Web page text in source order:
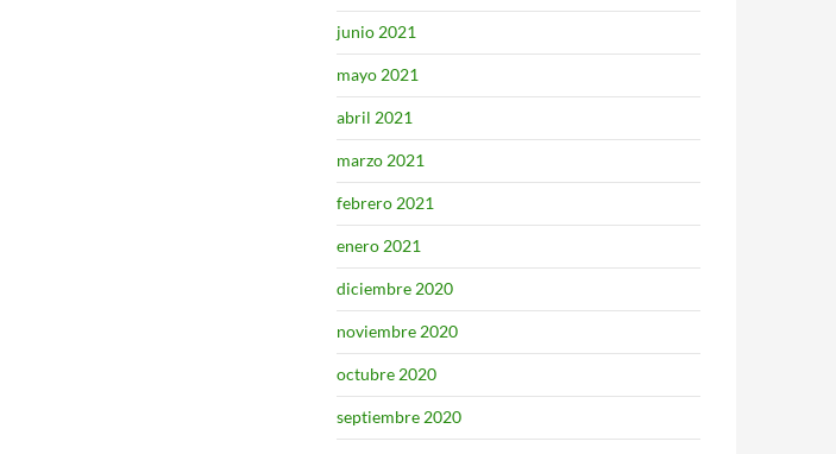
junio 2021
mayo 2021
abril 2021
marzo 2021
febrero 2021
enero 2021
diciembre 2020
noviembre 2020
octubre 2020
septiembre 2020